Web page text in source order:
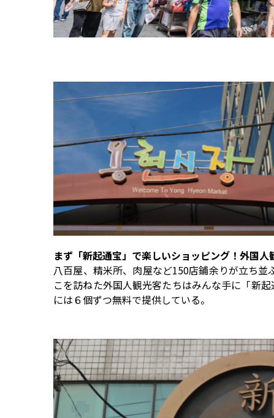
まず「新起通宝」で楽しいショッピング！外国
八百屋、精米所、肉屋など150店鋪余りが立ち
こを訪ねた外国人観光客たちはみんな手に「新
には６個ずつ無料で提供している。